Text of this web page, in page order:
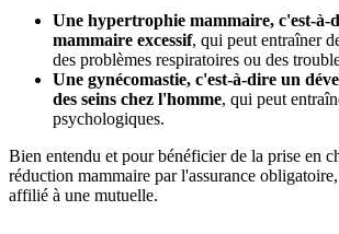
Une hypertrophie mammaire, c'est-à-
mammaire excessif, qui peut entraîner
des problèmes respiratoires ou des
Une gynécomastie, c'est-à-dire un
des seins chez l'homme, qui peut
psychologiques.
Bien entendu et pour bénéficier de la prise en
réduction mammaire par l'assurance
affilié à une mutuelle.